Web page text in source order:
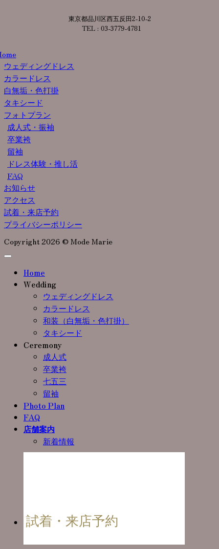
東京都品川区西五反田2-10-2
TEL : 03-3779-4781
ウェディングドレス
カラードレス
白無垢・色打掛
タキシード
フォトプラン
成人式・振袖
卒業袴
留袖
ドレス体験・推し活
FAQ
お知らせ
アクセス
試着・来店予約
プライバシーポリシー
Copyright 2026 © Mode Marie
Home
Wedding
ウェディングドレス
カラードレス
和装（白無垢・色打掛）
タキシード
Ceremony
成人式
卒業袴
七五三
留袖
Photo Plan
FAQ
店舗案内
新着情報
試着・来店予約